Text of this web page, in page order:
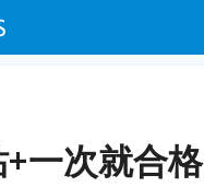
+一次就合格